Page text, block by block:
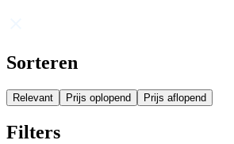
Sorteren
Relevant Prijs oplopend Prijs aflopend
Filters